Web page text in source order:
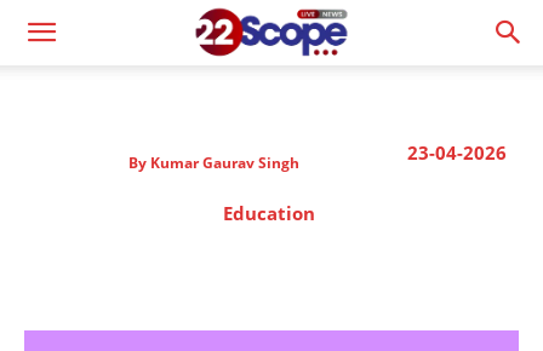
23-04-2026
By Kumar Gaurav Singh
Education